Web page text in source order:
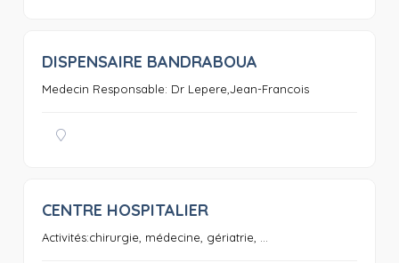
DISPENSAIRE BANDRABOUA
Medecin Responsable: Dr Lepere,Jean-Francois
CENTRE HOSPITALIER
Activités:chirurgie, médecine, gériatrie, ...